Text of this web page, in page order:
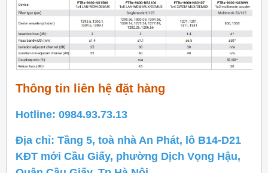
Thông tin liên hệ đặt hàng
Hotline: 0984.93.73.13
Địa chỉ: Tầng 5, toà nhà An Phát, lô B14-D21
KĐT mới Cầu Giấy, phường Dịch Vọng Hậu,